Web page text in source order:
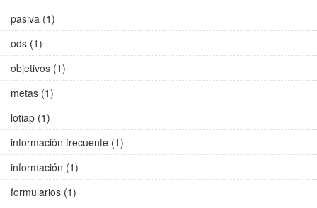
pasiva (1)
ods (1)
objetivos (1)
metas (1)
lotiap (1)
información frecuente (1)
información (1)
formularios (1)